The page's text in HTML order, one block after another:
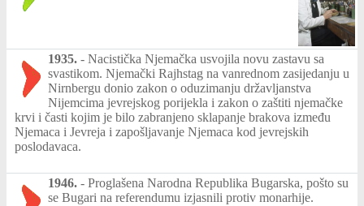
1935. - Nacistička Njemačka usvojila novu zastavu sa
svastikom. Njemački Rajhstag na vanrednom zasijedanju u
Nirnbergu donio zakon o oduzimanju državljanstva
Nijemcima jevrejskog porijekla i zakon o zaštiti njemačke
krvi i časti kojim je bilo zabranjeno sklapanje brakova između
Njemaca i Jevreja i zapošljavanje Njemaca kod jevrejskih
poslodavaca.
1946. - Proglašena Narodna Republika Bugarska, pošto su
se Bugari na referendumu izjasnili protiv monarhije.